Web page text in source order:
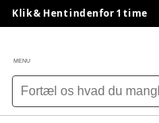
Klik & Hent indenfor 1 time
MENU